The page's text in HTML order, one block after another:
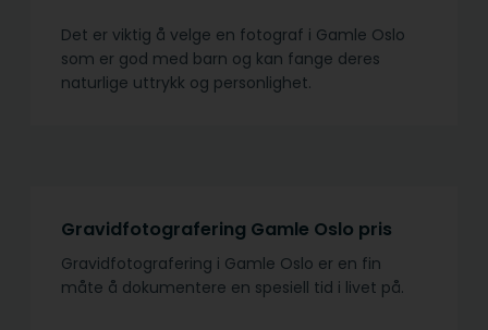
Det er viktig å velge en fotograf i Gamle Oslo
som er god med barn og kan fange deres
naturlige uttrykk og personlighet.
Gravidfotografering Gamle Oslo pris
Gravidfotografering i Gamle Oslo er en fin
måte å dokumentere en spesiell tid i livet på.